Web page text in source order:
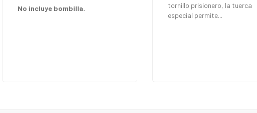
No incluye bombilla.
tornillo prisionero, la tuerca
especial permite...